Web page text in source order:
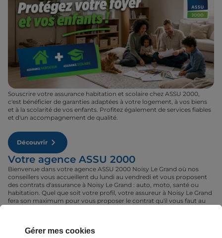
Souscrire votre assurance habitation et scolaire chez ASSU 2000,
c'est bénéficier de garanties adaptées à votre logement, à vos biens
et à la scolarité de vos enfants. Profitez également de services fiables
et d'un accompagnement de qualité.
Découvrir
Votre agence ASSU 2000
Bienvenue dans votre agence ASSU 2000 Noisy Le Grand où nos
conseillers vous accueillent du lundi au vendredi et vous proposent
des contrats d'assurance à Noisy Le Grand : auto, moto, santé ou
habitation. Quel que soit votre profil, votre assureur à Noisy Le Grand
fera son maximum pour vous proposer le contrat qu'il vous faut au
Gérer mes cookies